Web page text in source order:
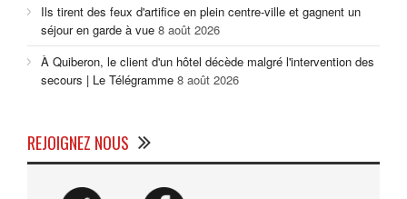
Ils tirent des feux d'artifice en plein centre-ville et gagnent un
séjour en garde à vue 8 août 2026
À Quiberon, le client d'un hôtel décède malgré l'intervention des
secours | Le Télégramme 8 août 2026
REJOIGNEZ NOUS